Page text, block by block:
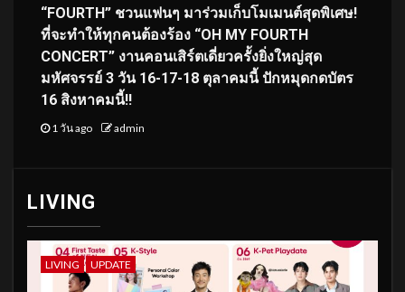
“FOURTH” ชวนแฟนๆ มาร่วมเก็บโมเมนต์สุดพิเศษ!
ที่จะทำให้ทุกคนต้องร้อง “OH MY FOURTH
CONCERT” งานคอนเสิร์ตเดี่ยวครั้งยิ่งใหญ่สุด
มหัศจรรย์ 3 วัน 16-17-18 ตุลาคมนี้ ปักหมุดกดบัตร
16 สิงหาคมนี้!!
1 วัน ago admin
LIVING
LIVING UPDATE